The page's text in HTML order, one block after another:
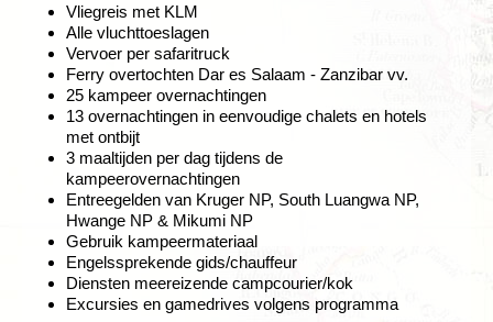
Dag 6. Kruger nationaal park - Macaneta (Mozambique)
Dag 7. Macaneta - Xai-Xai
Dag 8. Xai-Xai - Inhambane - Barra beach
Dag 9. Barra beach (Tofu)
Dag 10.Barra beach
We rijden over een goede
asfaltweg verder noordwaards
langs de prachtige kust van
Mozambique. Onderweg
passeren we schoolkinderen in
uniform op weg naar school en
verschillende dorpen waar het
een drukte van belang is. We
Vliegreis met KLM
Alle vluchttoeslagen
Vervoer per safaritruck
Ferry overtochten Dar es Salaam - Zanzibar vv.
25 kampeer overnachtingen
13 overnachtingen in eenvoudige chalets en hotels
met ontbijt
3 maaltijden per dag tijdens de
kampeerovernachtingen
Entreegelden van Kruger NP, South Luangwa NP,
Hwange NP & Mikumi NP
Gebruik kampeermateriaal
Engelssprekende gids/chauffeur
Diensten meereizende campcourier/kok
Excursies en gamedrives volgens programma